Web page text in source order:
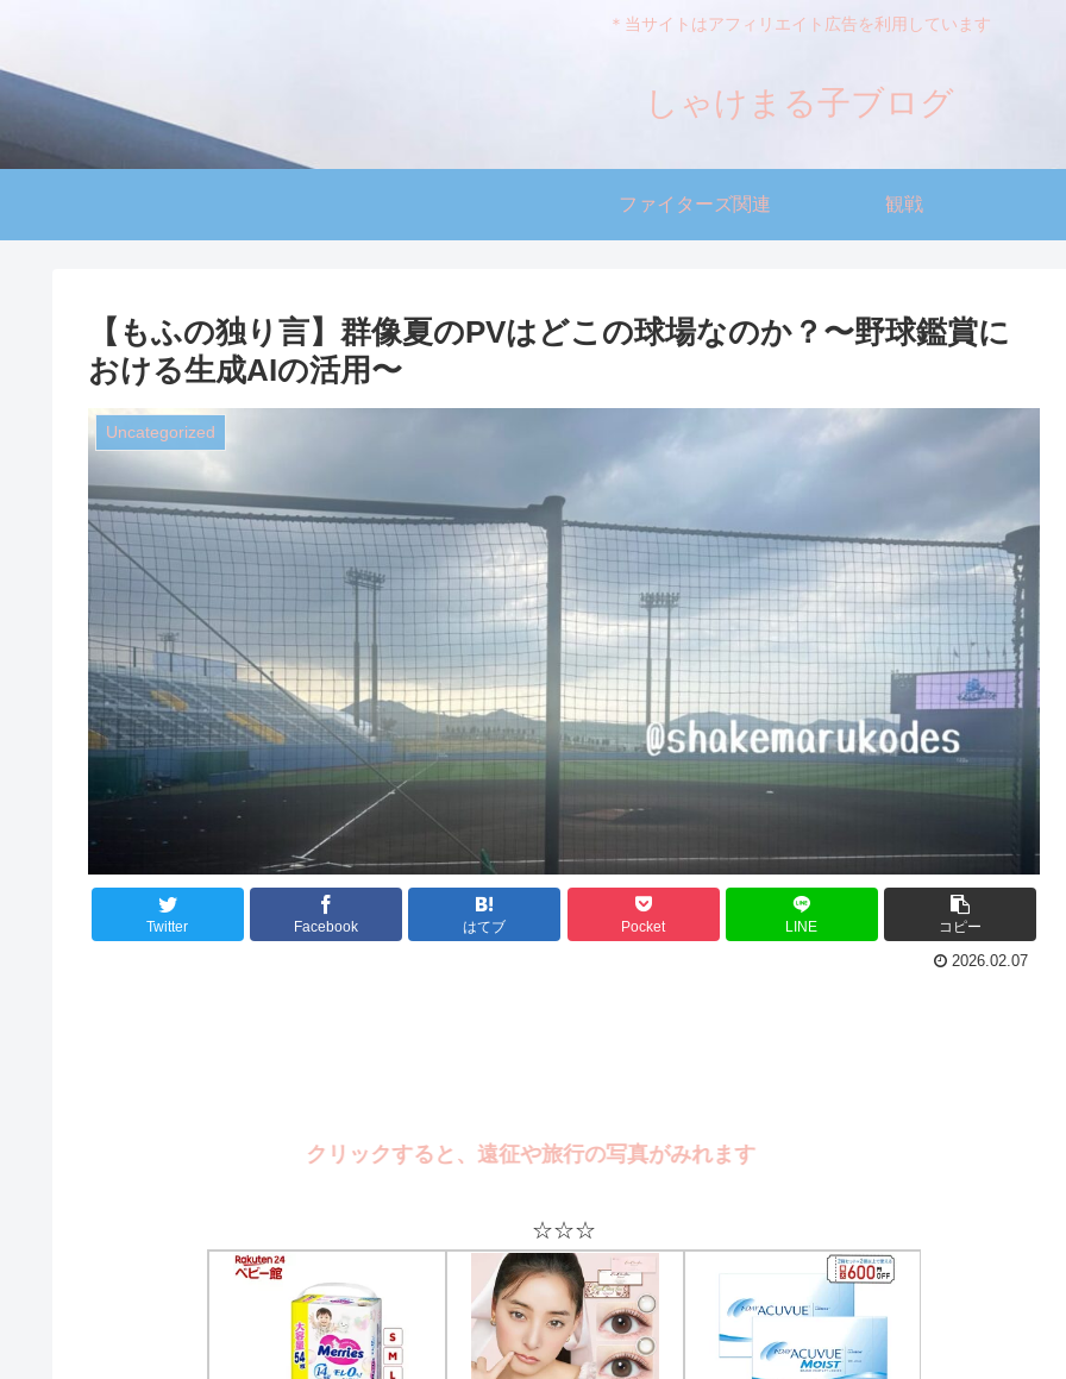
＊当サイトはアフィリエイト広告を利用しています
しゃけまる子ブログ
ファイターズ関連 観戦
【もふの独り言】群像夏のPVはどこの球場なのか？〜野球鑑賞に
おける生成AIの活用〜
Uncategorized
Twitter Facebook はてブ Pocket LINE コピー
2026.02.07
クリックすると、遠征や旅行の写真がみれます
☆☆☆